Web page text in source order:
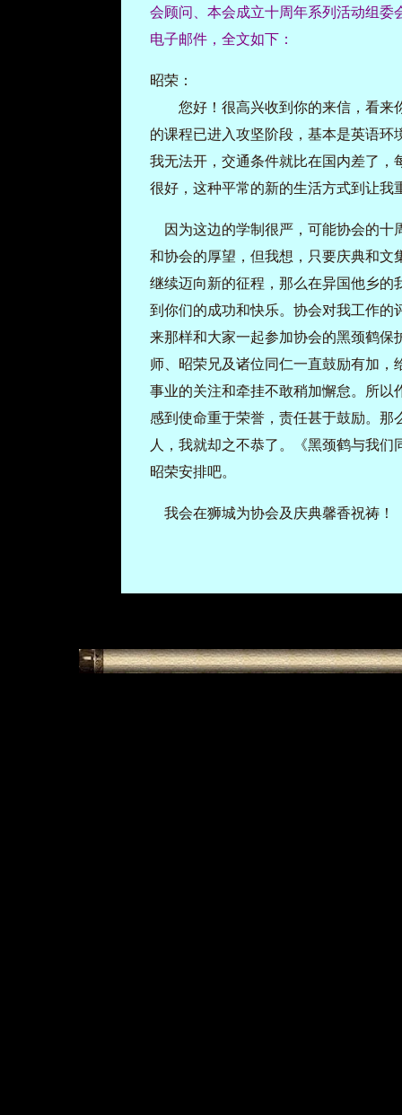
会顾问、本会成立十周年系列活动组委
电子邮件，全文如下：
昭荣：
您好！很高兴收到你的来信，看来
的课程已进入攻坚阶段，基本是英语
我无法开，交通条件就比在国内差了
很好，这种平常的新的生活方式到让我
因为这边的学制很严，可能协会的
和协会的厚望，但我想，只要庆典和
继续迈向新的征程，那么在异国他乡
到你们的成功和快乐。协会对我工作
来那样和大家一起参加协会的黑颈鹤
师、昭荣兄及诸位同仁一直鼓励有加
事业的关注和牵挂不敢稍加懈怠。所
感到使命重于荣誉，责任甚于鼓励。
人，我就却之不恭了。《黑颈鹤与我
昭荣安排吧。
我会在狮城为协会及庆典馨香祝祷！